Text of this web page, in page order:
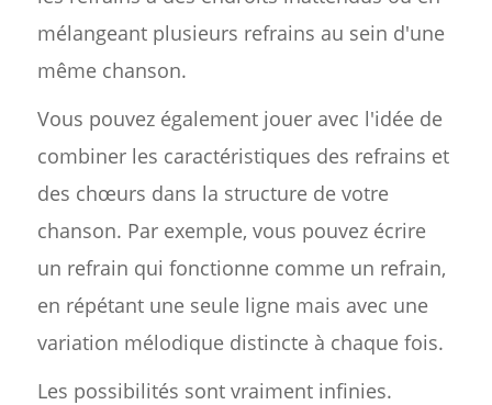
mélangeant plusieurs refrains au sein d'une
même chanson.
Vous pouvez également jouer avec l'idée de
combiner les caractéristiques des refrains et
des chœurs dans la structure de votre
chanson. Par exemple, vous pouvez écrire
un refrain qui fonctionne comme un refrain,
en répétant une seule ligne mais avec une
variation mélodique distincte à chaque fois.
Les possibilités sont vraiment infinies.